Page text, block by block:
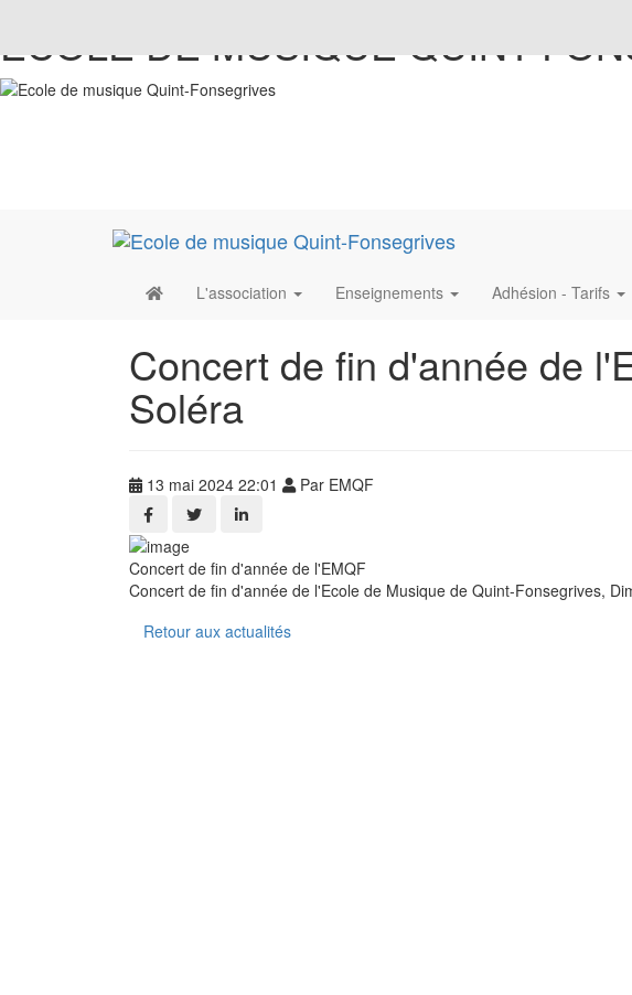
ECOLE DE MUSIQUE QUINT-
L'association Enseignements Adhésion - Tarifs
Concert de fin d'année de
Soléra
13 mai 2024 22:01 Par EMQF
Concert de fin d'année de l'EMQF
Concert de fin d'année de l'Ecole de Musique de Quint-Fonsegrives,
Retour aux actualités